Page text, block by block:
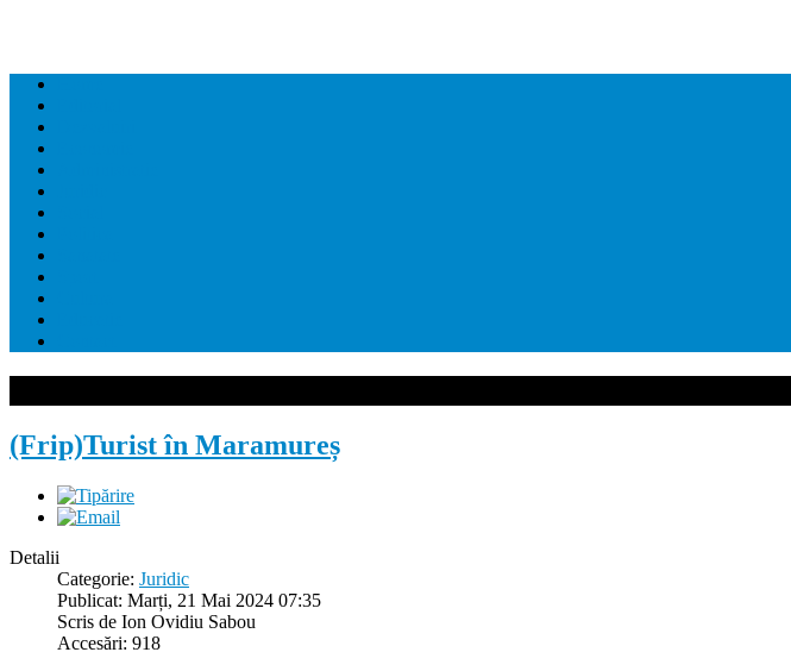
(Frip)Turist în Maramureș
Detalii
Categorie: Juridic
Publicat: Marți, 21 Mai 2024 07:35
Scris de Ion Ovidiu Sabou
Accesări: 918